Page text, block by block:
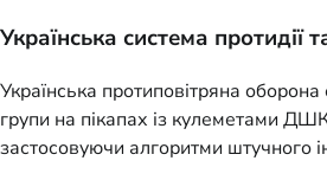
Українська система протидії
Українська протиповітряна
групи на пікапах із кулеметами
застосовуючи алгоритми штучного